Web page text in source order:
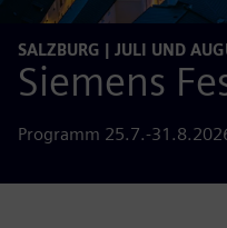
SALZBURG | JULI UND
Siemens
Programm 25.7.-